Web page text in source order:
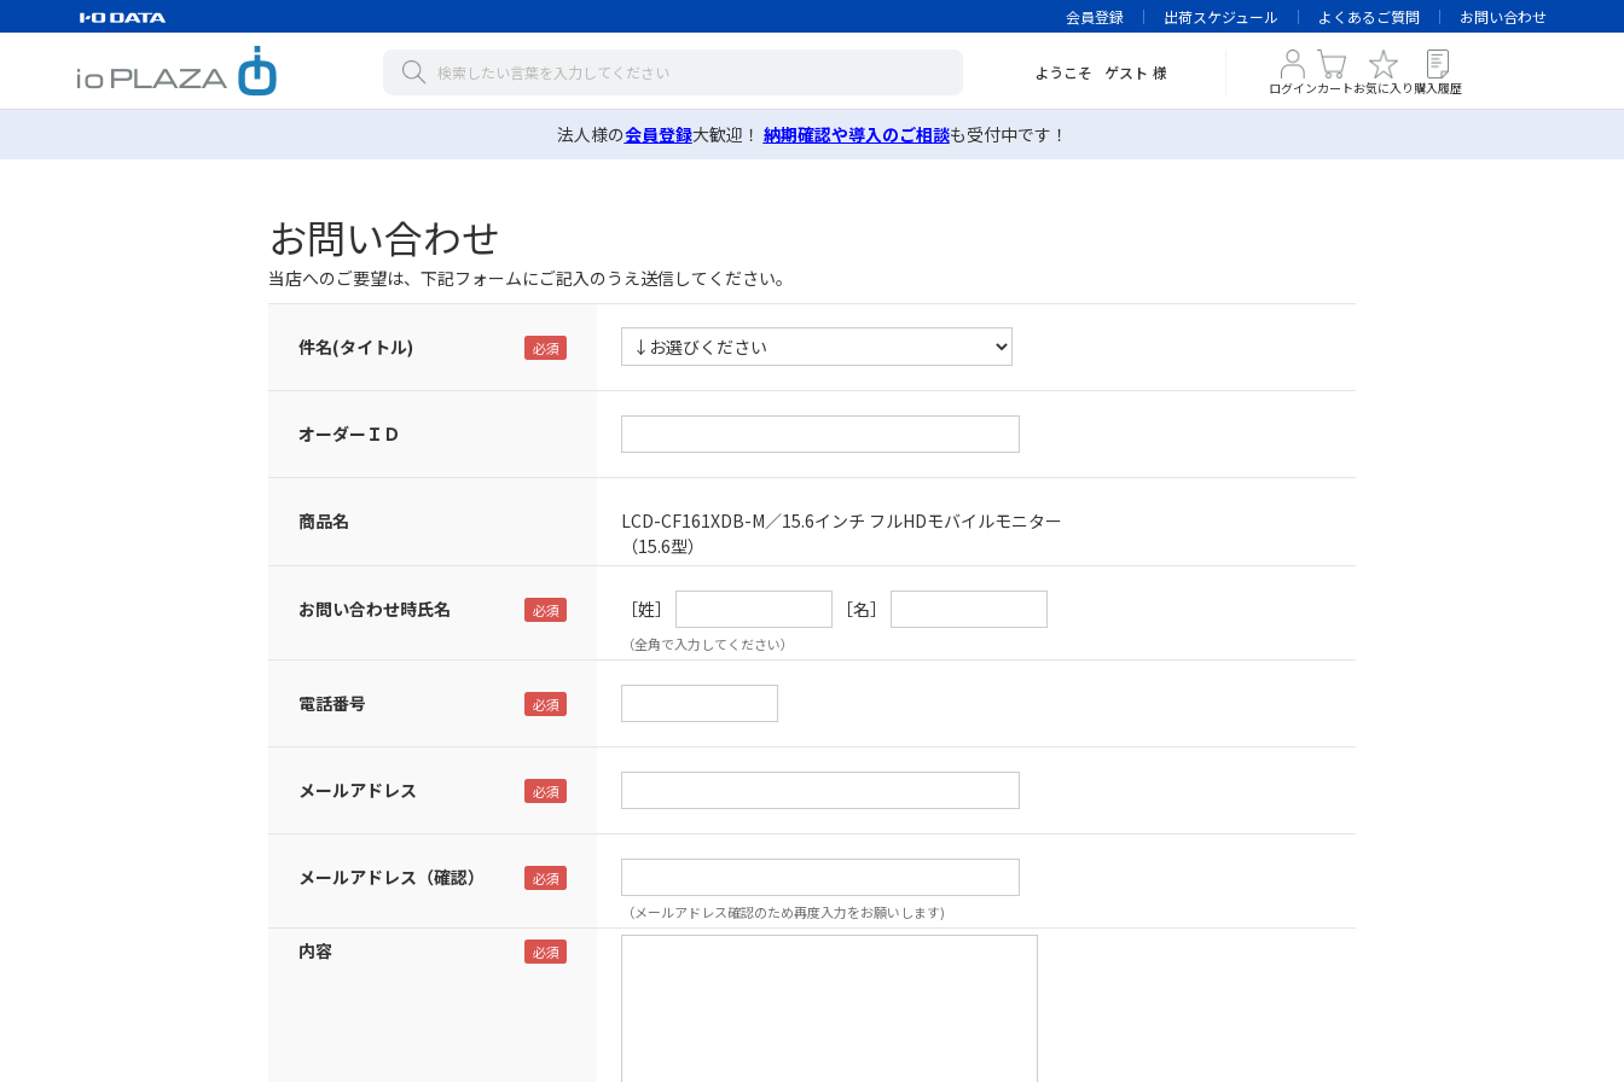
会員登録 出荷スケジュール よくあるご質問 お問い合わせ
ようこそ ゲスト 様
ログインカートお気に入り 購入履歴
法人様の会員登録大歓迎！ 納期確認や導入のご相談も受付中です！
お問い合わせ
当店へのご要望は、下記フォームにご記入のうえ送信してください。
件名(タイトル)
オーダーＩＤ
商品名
LCD-CF161XDB-M／15.6インチ フルHDモバイルモニター
（15.6型）
お問い合わせ時氏名 ［姓］ ［名］
（全角で入力してください）
電話番号
メールアドレス
メールアドレス（確認）
（メールアドレス確認のため再度入力をお願いします)
内容